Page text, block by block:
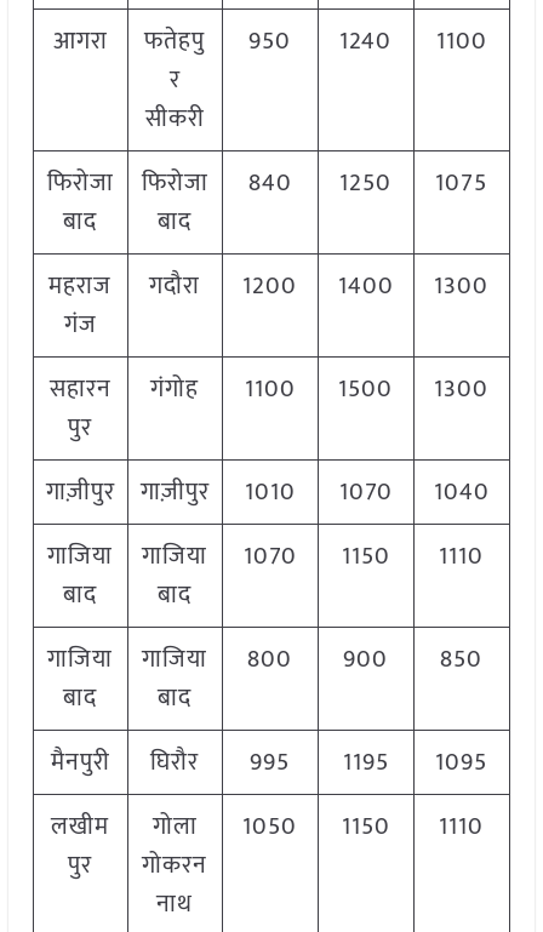
आगरा
फतेहपु
र
सीकरी
950 1240 1100
फिरोजा
बाद
फिरोजा
बाद
840 1250 1075
महराज
गंज
गदौरा 1200 1400 1300
सहारन
पुर
गंगोह 1100 1500 1300
गाज़ीपुर गाज़ीपुर 1010 1070
1040
गाजिया
बाद
गाजिया
बाद
1070 1150 1110
गाजिया
बाद
गाजिया
बाद
800 900 850
मैनपुरी घिरौर 995 1195
1095
लखीम
पुर
गोला
गोकरन
नाथ
1050 1150 1110